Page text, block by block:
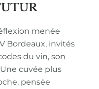
menée
Bordeaux, invités
du vin, son
cuvée plus
pensée